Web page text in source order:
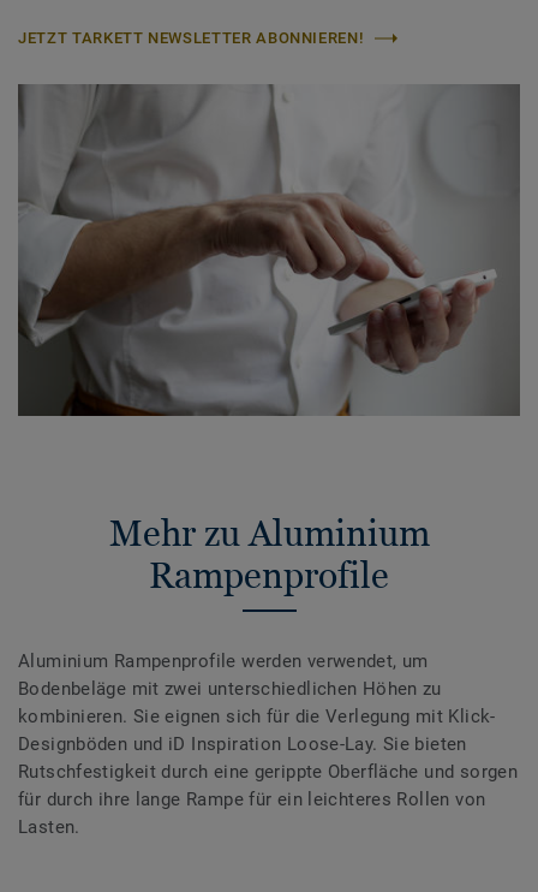
JETZT TARKETT NEWSLETTER ABONNIEREN!
Mehr zu Aluminium
Rampenprofile
Aluminium Rampenprofile werden verwendet, um
Bodenbeläge mit zwei unterschiedlichen Höhen zu
kombinieren. Sie eignen sich für die Verlegung mit Klick-
Designböden und iD Inspiration Loose-Lay. Sie bieten
Rutschfestigkeit durch eine gerippte Oberfläche und sorgen
für durch ihre lange Rampe für ein leichteres Rollen von
Lasten.